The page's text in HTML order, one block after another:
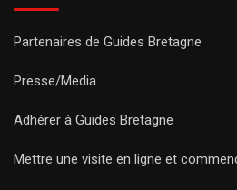
Partenaires de Guides Bretagne
Presse/Media
Adhérer à Guides Bretagne
Mettre une visite en ligne et